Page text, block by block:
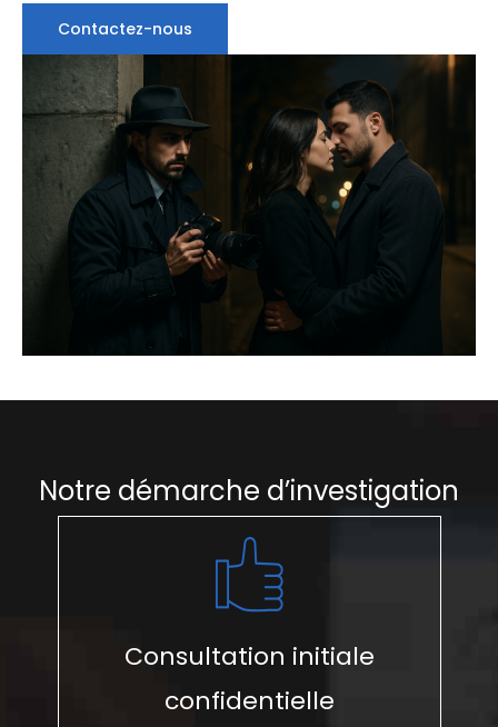
Contactez-nous
Notre démarche d’investigation
Consultation initiale
confidentielle